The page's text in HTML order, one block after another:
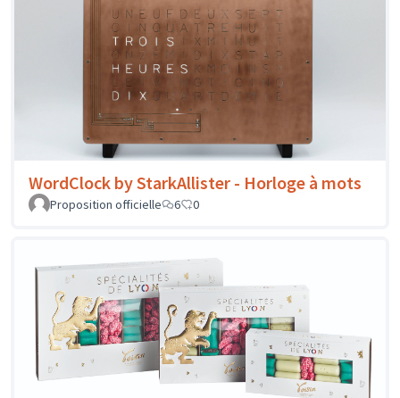
WordClock by StarkAllister - Horloge à mots
Proposition officielle 6 0